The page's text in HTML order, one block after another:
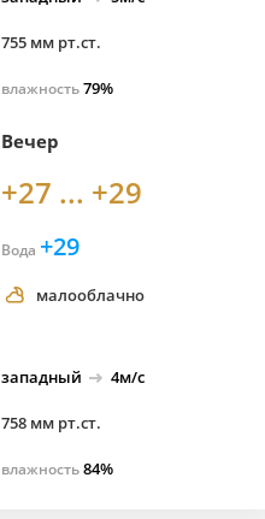
755 мм рт.ст.
влажность79%
Вечер
+27 ... +29
Вода +29
малооблачно
западный 4м/с
758 мм рт.ст.
влажность84%